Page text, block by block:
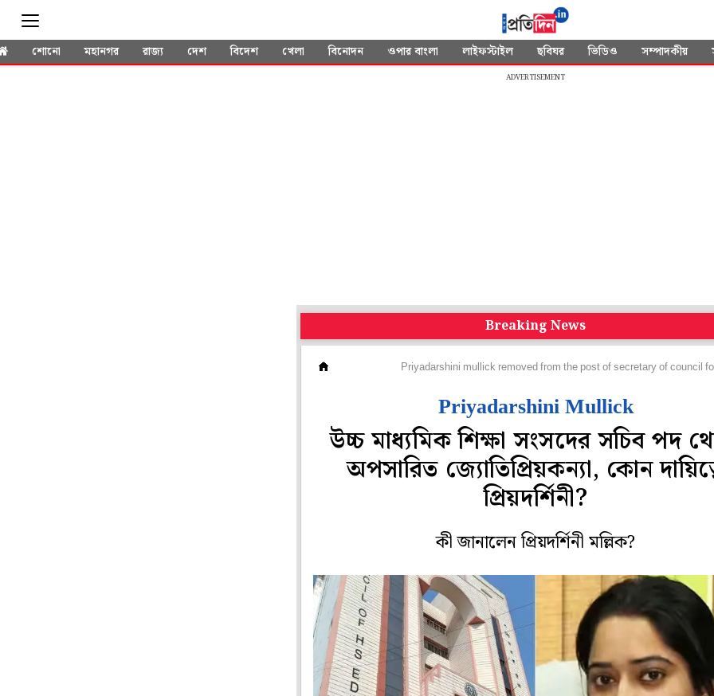
শোনো মহানগর রাজ্য দেশ বিদেশ খেলা বিনোদন ওপার বাংলা লাইফস্টাইল ছবিঘর ভিডিও সম্পাদকীয়
ADVERTISEMENT
Breaking News
Priyadarshini mullick removed from the post of secretary of council
Priyadarshini Mullick
উচ্চ মাধ্যমিক শিক্ষা সংসদের সচিব পদ
অপসারিত জ্যোতিপ্রিয়কন্যা, কোন
প্রিয়দর্শিনী?
কী জানালেন প্রিয়দর্শিনী মল্লিক?